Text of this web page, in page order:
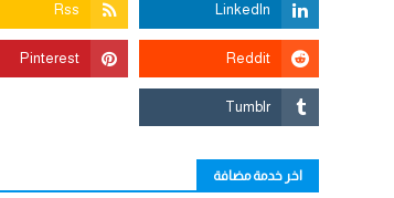
اخر خدمة مضافة